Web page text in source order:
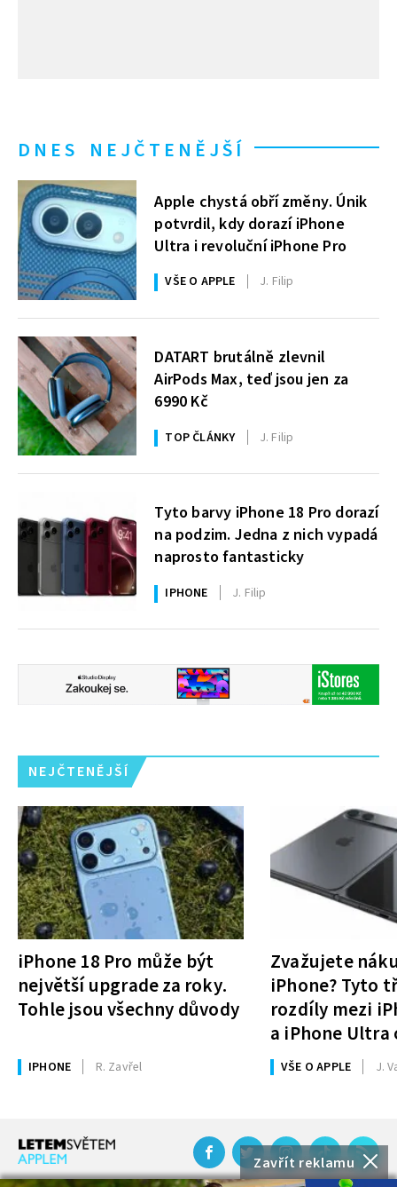
Zavřít reklamu
DNES NEJČTENĚJŠÍ
Apple chystá obří změny. Únik
potvrdil, kdy dorazí iPhone
Ultra i revoluční iPhone Pro
VŠE O APPLE J. Filip
DATART brutálně zlevnil
AirPods Max, teď jsou jen za
6990 Kč
TOP ČLÁNKY J. Filip
Tyto barvy iPhone 18 Pro dorazí
na podzim. Jedna z nich vypadá
naprosto fantasticky
IPHONE J. Filip
NEJČTENĚJŠÍ
iPhone 18 Pro může být
největší upgrade za roky.
Tohle jsou všechny důvody
IPHONE R. Zavřel
Zvažujete
iPhone? Tyto
rozdíly mezi
a iPhone Ultra
rozhodnutí
VŠE O APPLE J.